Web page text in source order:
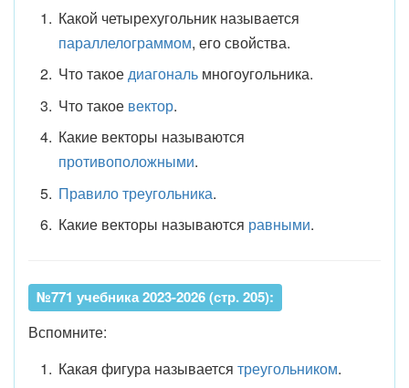
Какой четырехугольник называется
параллелограммом, его свойства.
Что такоедиагональмногоугольника.
Что такое вектор.
Какие векторы называются
противоположными.
Правило треугольника.
Какие векторы называются равными.
№771 учебника 2023-2026 (стр. 205):
Вспомните:
Какая фигура называется треугольником.